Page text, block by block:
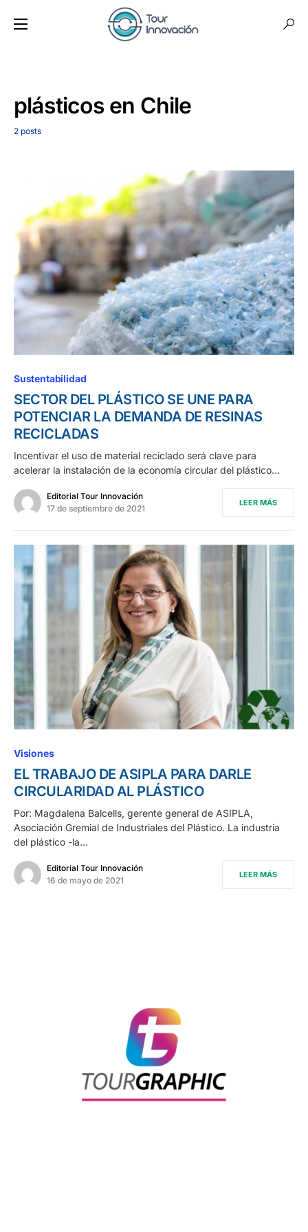
plásticos en Chile
2 posts
Sustentabilidad
SECTOR DEL PLÁSTICO SE UNE PARA
POTENCIAR LA DEMANDA DE RESINAS
RECICLADAS
Incentivar el uso de material reciclado será clave para
acelerar la instalación de la economía circular del plástico…
Editorial Tour Innovación
17 de septiembre de 2021
LEER MÁS
Visiones
EL TRABAJO DE ASIPLA PARA DARLE
CIRCULARIDAD AL PLÁSTICO
Por: Magdalena Balcells, gerente general de ASIPLA,
Asociación Gremial de Industriales del Plástico. La industria
del plástico -la…
Editorial Tour Innovación
16 de mayo de 2021
LEER MÁS